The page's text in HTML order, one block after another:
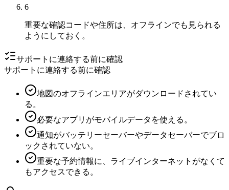
6
重要な確認コードや住所は、オフラインでも見られる
ようにしておく。
サポートに連絡する前に確認
サポートに連絡する前に確認
地図のオフラインエリアがダウンロードされてい
る。
必要なアプリがモバイルデータを使える。
通知がバッテリーセーバーやデータセーバーでブロ
ックされていない。
重要な予約情報に、ライブインターネットがなくて
もアクセスできる。